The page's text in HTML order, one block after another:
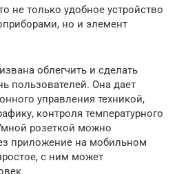
не только удобное устройство
но и элемент
облегчить и сделать
пользователей. Она дает
управления техникой,
контроля температурного
розеткой можно
приложение на мобильном
с ним может